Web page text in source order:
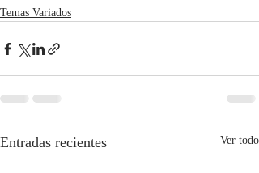
Temas Variados
Entradas recientes Ver todo